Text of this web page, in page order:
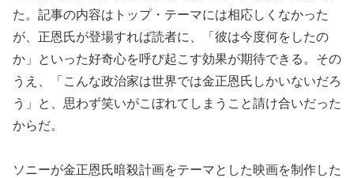
た。記事の内容はトップ・テーマには相応しくなかった
が、正恩氏が登場すれば読者に、「彼は今度何をしたの
か」といった好奇心を呼び起こす効果が期待できる。その
うえ、「こんな政治家は世界では金正恩氏しかいないだろ
う」と、思わず笑いがこぼれてしまうこと請け合いだった
からだ。
ソニーが金正恩氏暗殺計画をテーマとした映画を制作した